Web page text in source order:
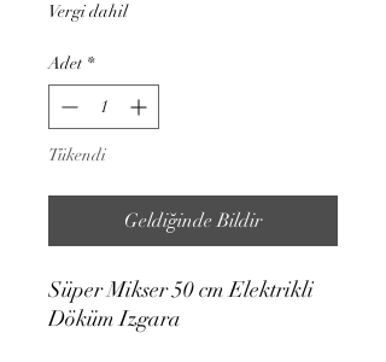
Vergi dahil
Adet *
Tükendi
Geldiğinde Bildir
Süper Mikser 50 cm Elektrikli
Döküm Izgara